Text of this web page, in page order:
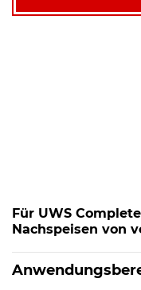
1,5
Für UWS
Nachspeisen von